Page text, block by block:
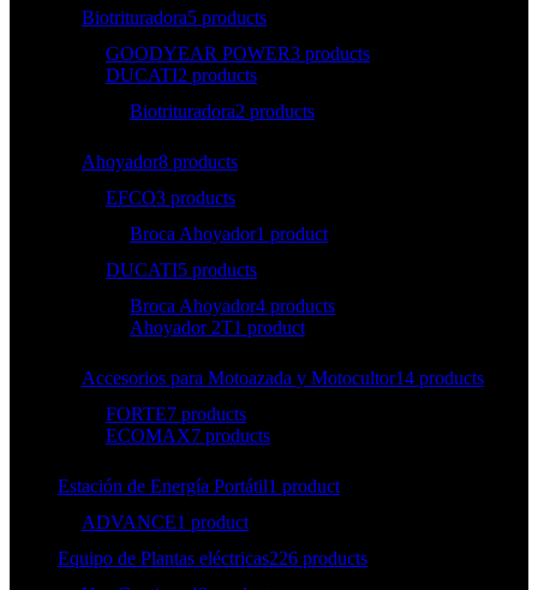
Biotrituradora5 products
GOODYEAR POWER3 products
DUCATI2 products
Biotrituradora2 products
Ahoyador8 products
EFCO3 products
Broca Ahoyador1 product
DUCATI5 products
Broca Ahoyador4 products
Ahoyador 2T1 product
Accesorios para Motoazada y Motocultor14 products
FORTE7 products
ECOMAX7 products
Estación de Energía Portátil1 product
ADVANCE1 product
Equipo de Plantas eléctricas226 products